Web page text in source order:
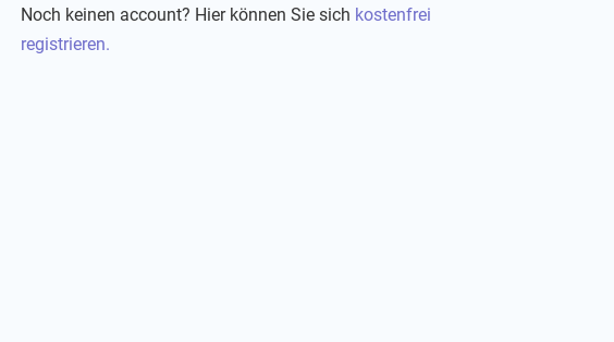
Noch keinen account? Hier können Sie sich kostenfrei
registrieren.